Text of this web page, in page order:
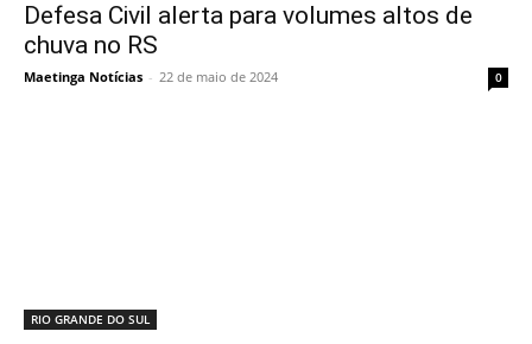
Defesa Civil alerta para volumes altos de
chuva no RS
Maetinga Notícias - 22 de maio de 2024 0
RIO GRANDE DO SUL